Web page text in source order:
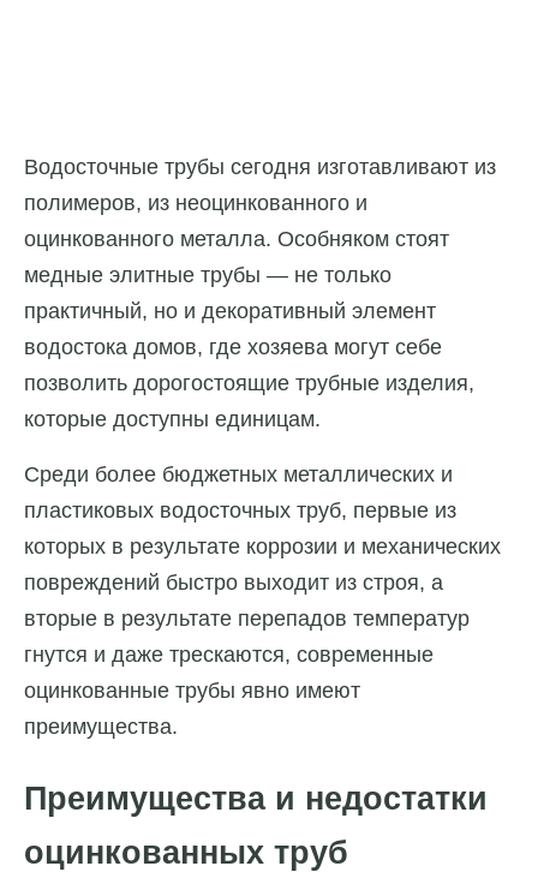
Водосточные трубы сегодня изготавливают из
полимеров, из неоцинкованного и
оцинкованного металла. Особняком стоят
медные элитные трубы — не только
практичный, но и декоративный элемент
водостока домов, где хозяева могут себе
позволить дорогостоящие трубные изделия,
которые доступны единицам.
Среди более бюджетных металлических и
пластиковых водосточных труб, первые из
которых в результате коррозии и механических
повреждений быстро выходит из строя, а
вторые в результате перепадов температур
гнутся и даже трескаются, современные
оцинкованные трубы явно имеют
преимущества.
Преимущества и недостатки
оцинкованных труб